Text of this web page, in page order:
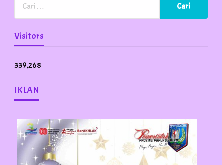
Visitors
339,268
IKLAN